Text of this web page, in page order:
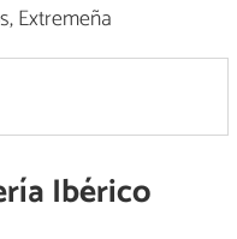
Extremeña
Ibérico